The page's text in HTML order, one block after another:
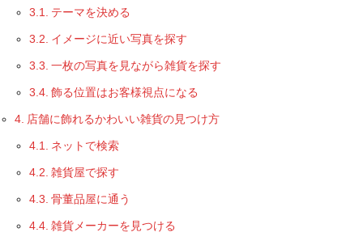
テーマを決める
イメージに近い写真を探す
一枚の写真を見ながら雑貨を探す
飾る位置はお客様視点になる
店舗に飾れるかわいい雑貨の見つけ方
ネットで検索
雑貨屋で探す
骨董品屋に通う
雑貨メーカーを見つける